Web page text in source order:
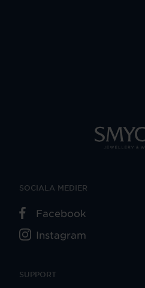
SUPPORT
SOCIALA MEDIER
Facebook
Instagram